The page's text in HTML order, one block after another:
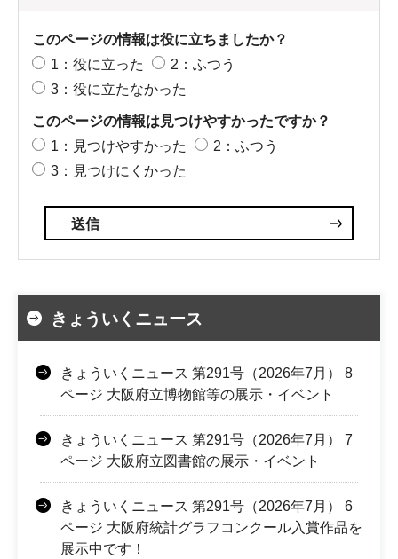
このページの情報は役に立ちましたか？
1：役に立った
2：ふつう
3：役に立たなかった
このページの情報は見つけやすかったですか？
1：見つけやすかった
2：ふつう
3：見つけにくかった
きょういくニュース
きょういくニュース 第291号（2026年7月） 8
ページ 大阪府立博物館等の展示・イベント
きょういくニュース 第291号（2026年7月） 7
ページ 大阪府立図書館の展示・イベント
きょういくニュース 第291号（2026年7月） 6
ページ 大阪府統計グラフコンクール入賞作品を
展示中です！